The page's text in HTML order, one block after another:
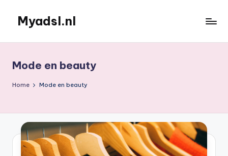
de
Myadsl.nl
Mode en beauty
Home Mode en beauty